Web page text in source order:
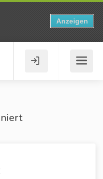
Anzeigen